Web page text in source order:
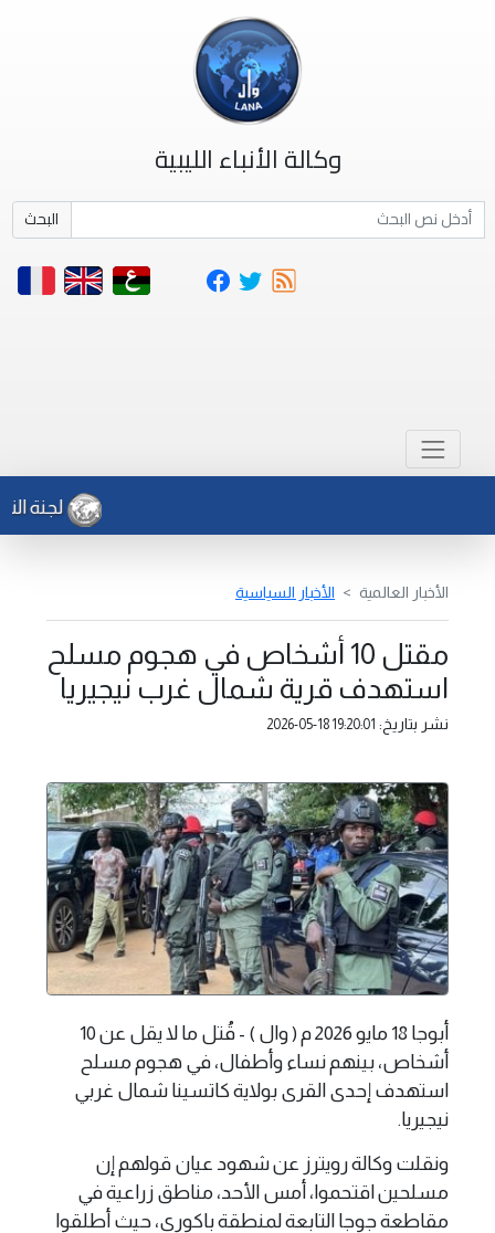
وكالة الأنباء الليبية
البحث
لجنة
الأخبار العالمية الأخبار السياسية
مقتل 10 أشخاص في هجوم مسلح
استهدف قرية شمال غرب نيجيريا
نشر بتاريخ: 2026-05-18 19:20:01
أبوجا 18 مايو 2026 م ( وال ) - قُتل ما لا يقل عن 10
أشخاص، بينهم نساء وأطفال، في هجوم مسلح
استهدف إحدى القرى بولاية كاتسينا شمال غربي
نيجيريا.
ونقلت وكالة رويترز عن شهود عيان قولهم إن
مسلحين اقتحموا، أمس الأحد، مناطق زراعية في
مقاطعة جوجا التابعة لمنطقة باكوري، حيث أطلقوا